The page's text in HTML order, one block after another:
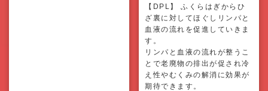
【DPL】 ふくらはぎからひ
ざ裏に対してほぐしリンパと
血液の流れを促進していきま
す。
リンパと血液の流れが整うこ
とで老廃物の排出が促され冷
え性やむくみの解消に効果が
期待できます。